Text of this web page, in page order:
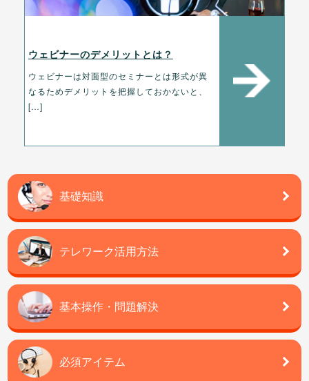
ウェビナーのデメリットとは？
ウェビナーは対面型のセミナーとは形式が異
なるためデメリットを把握しておかないと、
[…]
基礎知識
テレワーク活用方法
基本操作・問題解決
必須アイテム